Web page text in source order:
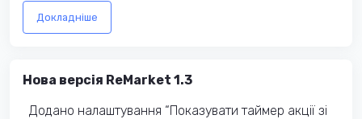
Докладніше
Нова версія ReMarket 1.3
Додано налаштування “Показувати таймер акції зі